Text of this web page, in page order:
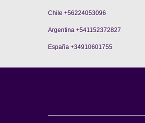
Chile +56224053096
Argentina +541152372827
España +34910601755